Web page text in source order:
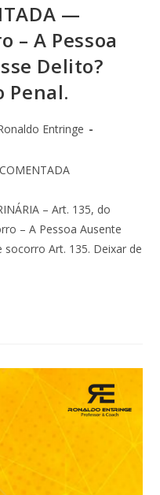
—
– A Pessoa
Delito?
Penal.
Entringe
– Art. 135, do
– A Pessoa Ausente
Art. 135. Deixar de